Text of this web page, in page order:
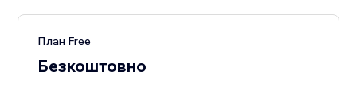
План Free
Безкоштовно